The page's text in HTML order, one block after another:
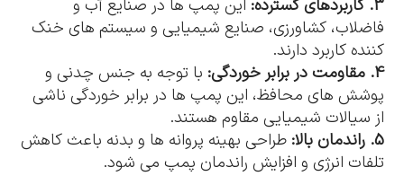
3. کاربردهای گسترده:
این پمپ ها در صنایع آب و
فاضلاب، کشاورزی، صنایع شیمیایی و سیستم های خنک
کننده کاربرد دارند.
4. مقاومت در برابر خوردگی:
با توجه به جنس چدنی و
پوشش های محافظ، این پمپ ها در برابر خوردگی ناشی
از سیالات شیمیایی مقاوم هستند.
5. راندمان بالا:
طراحی بهینه پروانه ها و بدنه باعث کاهش
تلفات انرژی و افزایش راندمان پمپ می شود.